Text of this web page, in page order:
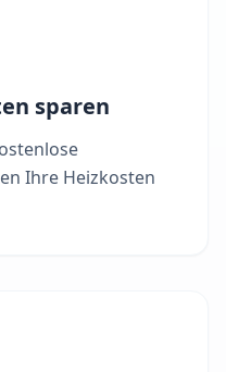
sparen
Ihre Heizkosten